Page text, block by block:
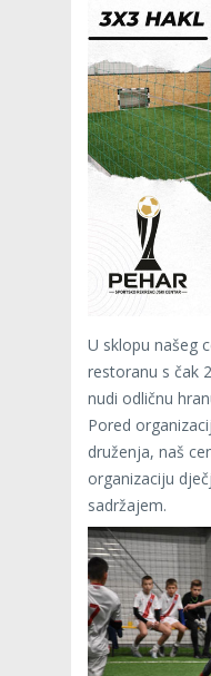
U sklopu našeg
restoranu s čak
nudi odličnu
Pored
druženja, naš
organizaciju
sadržajem.